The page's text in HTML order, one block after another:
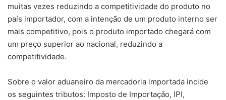
muitas vezes reduzindo a competitividade do produto no
país importador, com a intenção de um produto interno ser
mais competitivo, pois o produto importado chegará com
um preço superior ao nacional, reduzindo a
competitividade.
Sobre o valor aduaneiro da mercadoria importada incide
os seguintes tributos: Imposto de Importação, IPI,